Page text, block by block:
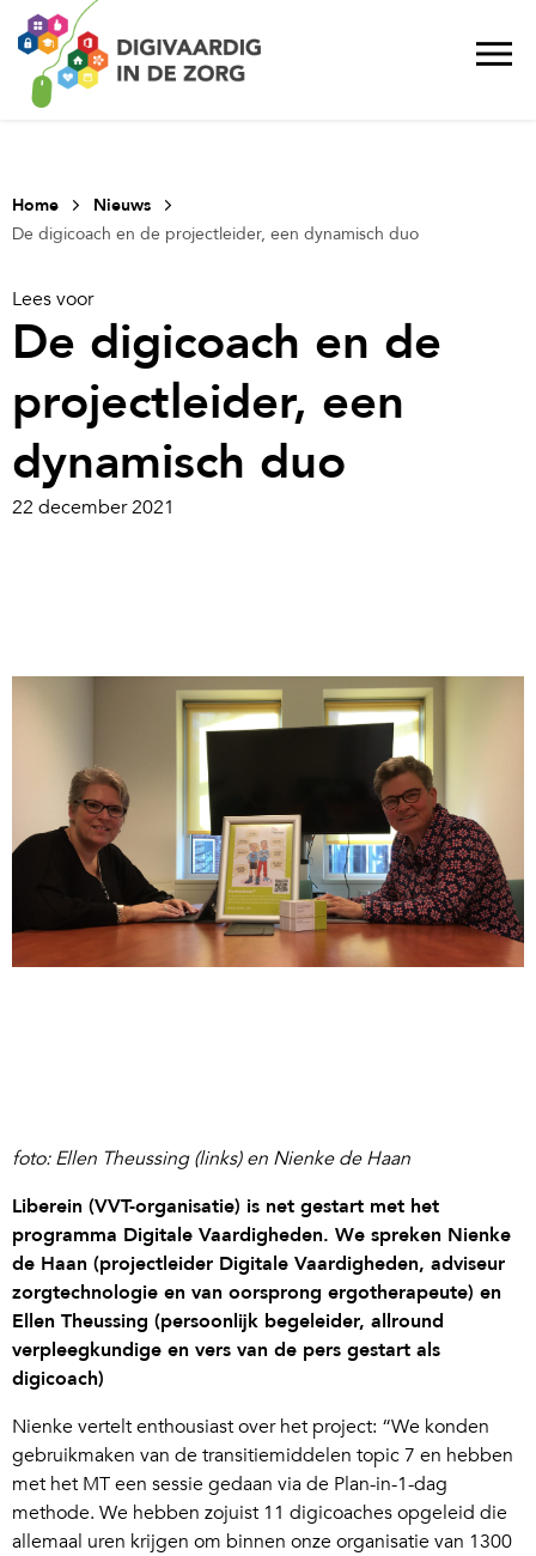
Home
Nieuws
De digicoach en de projectleider, een dynamisch duo
Lees voor
De digicoach en de
projectleider, een
dynamisch duo
22 december 2021
foto: Ellen Theussing (links) en Nienke de Haan
Liberein (VVT-organisatie) is net gestart met het
programma Digitale Vaardigheden. We spreken Nienke
de Haan (projectleider Digitale Vaardigheden, adviseur
zorgtechnologie en van oorsprong ergotherapeute) en
Ellen Theussing (persoonlijk begeleider, allround
verpleegkundige en vers van de pers gestart als
digicoach)
Nienke vertelt enthousiast over het project: “We konden
gebruikmaken van de transitiemiddelen topic 7 en hebben
met het MT een sessie gedaan via de Plan-in-1-dag
methode. We hebben zojuist 11 digicoaches opgeleid die
allemaal uren krijgen om binnen onze organisatie van 1300